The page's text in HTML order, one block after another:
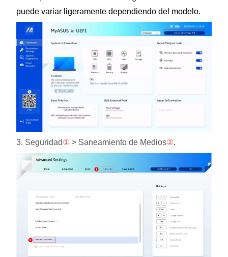
puede variar ligeramente dependiendo del modelo.
3. Seguridad① > Saneamiento de Medios②.